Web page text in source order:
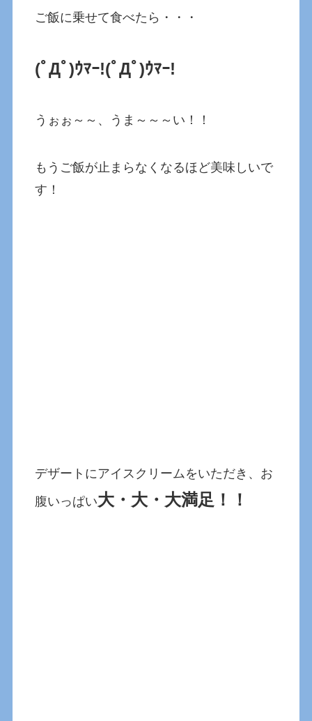
ご飯に乗せて食べたら・・・
(ﾟДﾟ)ｳﾏｰ!(ﾟДﾟ)ｳﾏｰ!
うぉぉ～～、うま～～～い！！
もうご飯が止まらなくなるほど美味しいで
す！
デザートにアイスクリームをいただき、お
腹いっぱい大・大・大満足！！